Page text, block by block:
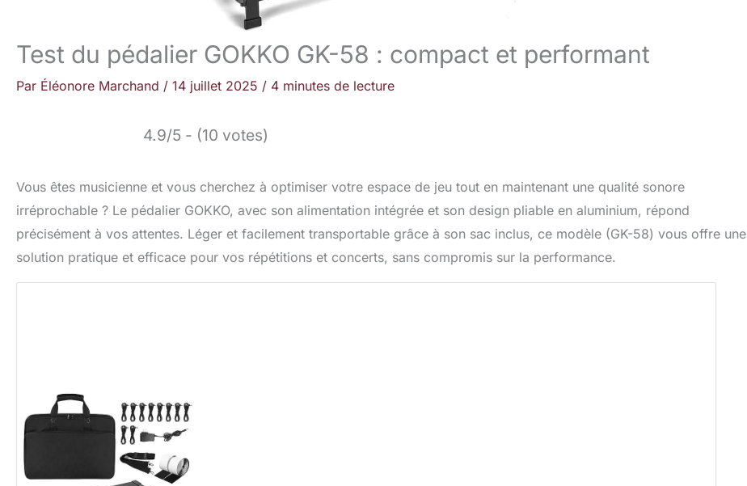
Test du pédalier GOKKO GK-58 : compact et performant
Par Éléonore Marchand / 14 juillet 2025 / 4 minutes de lecture
4.9/5 - (10 votes)
Vous êtes musicienne et vous cherchez à optimiser votre espace de jeu tout en maintenant une qualité sonore
irréprochable ? Le pédalier GOKKO, avec son alimentation intégrée et son design pliable en aluminium, répond
précisément à vos attentes. Léger et facilement transportable grâce à son sac inclus, ce modèle (GK-58) vous offre une
solution pratique et efficace pour vos répétitions et concerts, sans compromis sur la performance.